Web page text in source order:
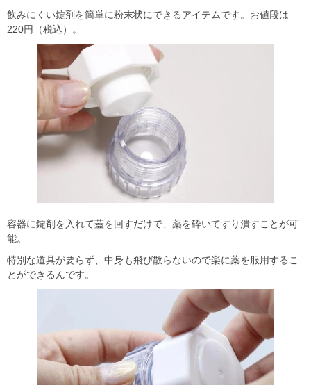
飲みにくい錠剤を簡単に粉末状にできるアイテムです。お値段は
220円（税込）。
容器に錠剤を入れて蓋を回すだけで、薬を砕いてすり潰すことが可
能。
特別な道具が要らず、中身も飛び散らないので楽に薬を服用するこ
とができるんです。